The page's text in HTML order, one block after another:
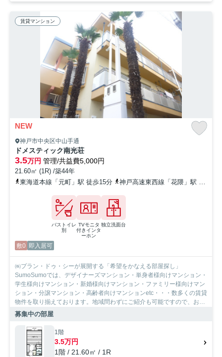
賃貸マンション
NEW
神戸市中央区中山手通
ドメスティック南光荘
3.5万円 管理/共益費5,000円
21.60㎡ (1R) /築44年
東海道本線「元町」駅 徒歩15分
神戸高速東西線「花隈」駅 徒歩7分
バストイレ
別
TVモニタ
付きインタ
ーホン
独立洗面台
敷0 即入居可
㈱プラン・ドゥ・シーが展開する「希望をかなえる部屋探し」
SumoSumoでは、デザイナーズマンション・単身者様向けマンション・
学生様向けマンション・新婚様向けマンション・ファミリー様向けマン
ション・分譲マンション・高齢者向けマンションetc・・・数多くの賃貸
物件を取り揃えております。地域問わずにご紹介も可能ですので、お気
軽にご相談下さいませ。
募集中の部屋
1階
3.5万円
1階 / 21.60㎡ / 1R